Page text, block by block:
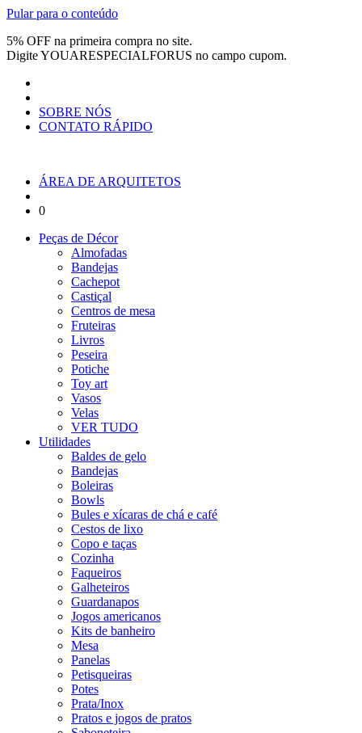
Pular para o conteúdo
5% OFF na primeira compra no site.
DigiteYOUARESPECIALFORUS no campo cupom.
SOBRE NÓS
CONTATO RÁPIDO
ÁREA DE ARQUITETOS
0
Peças de Décor
Almofadas
Bandejas
Cachepot
Castiçal
Centros de mesa
Fruteiras
Livros
Peseira
Potiche
Toy art
Vasos
Velas
VER TUDO
Utilidades
Baldes de gelo
Bandejas
Boleiras
Bowls
Bules e xícaras de chá e café
Cestos de lixo
Copo e taças
Cozinha
Faqueiros
Galheteiros
Guardanapos
Jogos americanos
Kits de banheiro
Mesa
Panelas
Petisqueiras
Potes
Prata/Inox
Pratos e jogos de pratos